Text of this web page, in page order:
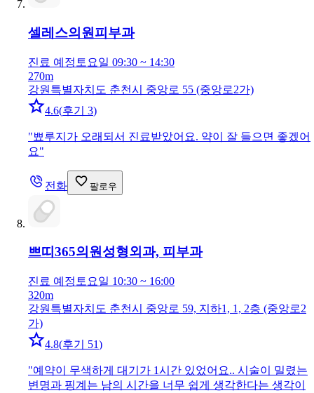
셀레스의원 피부과
진료 예정 토요일 09:30 ~ 14:30
270m
강원특별자치도 춘천시 중앙로 55 (중앙로2가)
4.6(후기 3)
"뾰루지가 오래되서 진료받았어요. 약이 잘 들으면 좋겠어
요"
전화 팔로우
쁘띠365의원성형외과, 피부과
진료 예정 토요일 10:30 ~ 16:00
320m
강원특별자치도 춘천시 중앙로 59, 지하1, 1, 2층 (중앙로2
가)
4.8(후기 51)
"예약이 무색하게 대기가 1시간 있었어요.. 시술이 밀렸는
변명과 핑계는 남의 시간을 너무 쉽게 생각한다는 생각이